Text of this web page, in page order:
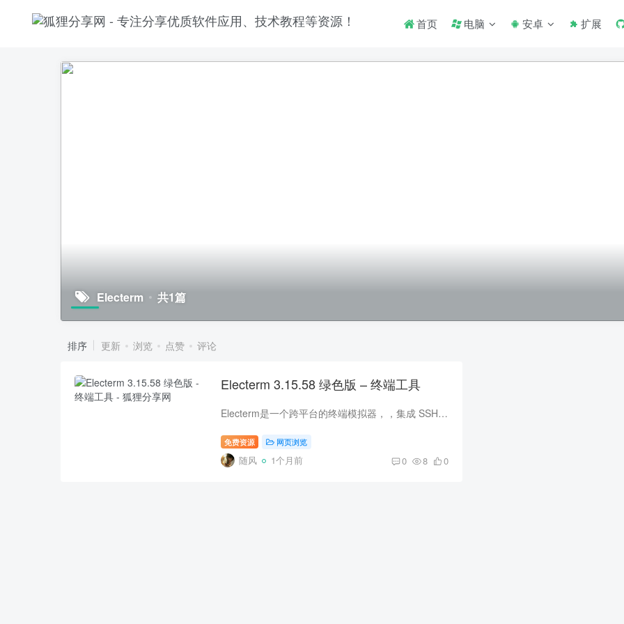
首页 电脑 安卓 扩展
Electerm 共1篇
排序 更新 浏览 点赞 评论
Electerm 3.15.58 绿色版 – 终端工具
Electerm是一个跨平台的终端模拟器，，集成 SSH、SFTP、RDP 等多种协议，可一站式满足远程连接、文件传输与终端管理需求、还内置 AI 助手与个性化定制功能，是开发者和运维人员的高效工具。 软...
免费资源 网页浏览
随风 1个月前 0 8 0